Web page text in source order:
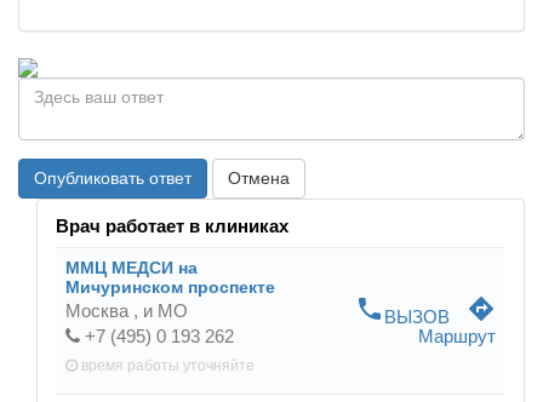
Опубликовать ответ Отмена
Врач работает в клиниках
ММЦ МЕДСИ на
Мичуринском проспекте
Москва , и МО
+7 (495) 0 193 262
время работы уточняйте
phone ВЫЗОВ directions
Маршрут